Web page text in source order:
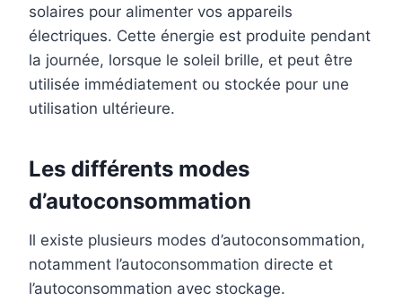
solaires pour alimenter vos appareils
électriques. Cette énergie est produite pendant
la journée, lorsque le soleil brille, et peut être
utilisée immédiatement ou stockée pour une
utilisation ultérieure.
Les différents modes
d’autoconsommation
Il existe plusieurs modes d’autoconsommation,
notamment l’autoconsommation directe et
l’autoconsommation avec stockage.